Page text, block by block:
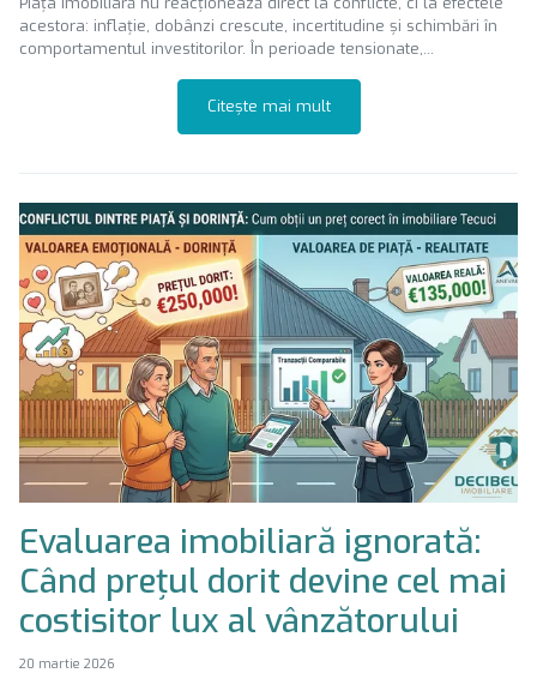
acestora: inflație, dobânzi crescute, incertitudine și schimbări în
comportamentul investitorilor. În perioade tensionate,...
Citește mai mult
Evaluarea imobiliară ignorată:
Când prețul dorit devine cel mai
costisitor lux al vânzătorului
20 martie 2026